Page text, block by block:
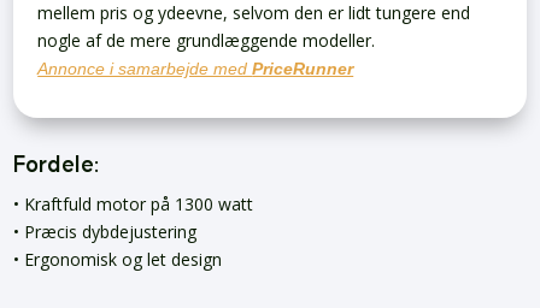
mellem pris og ydeevne, selvom den er lidt tungere end
nogle af de mere grundlæggende modeller.
Annonce i samarbejde medPriceRunner
Fordele:
• Kraftfuld motor på 1300 watt
• Præcis dybdejustering
• Ergonomisk og let design